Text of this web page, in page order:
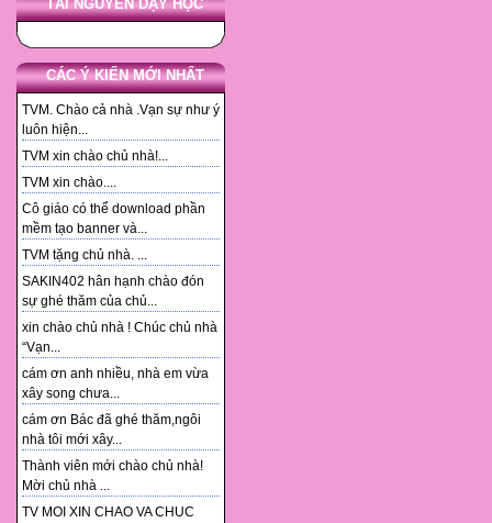
TÀI NGUYÊN DẠY HỌC
CÁC Ý KIẾN MỚI NHẤT
TVM. Chào cả nhà .Vạn sự như ý
luôn hiện...
TVM xin chào chủ nhà!...
TVM xin chào....
Cô giáo có thể download phần
mềm tạo banner và...
TVM tặng chủ nhà. ...
SAKIN402 hân hạnh chào đón
sự ghé thăm của chủ...
xin chào chủ nhà ! Chúc chủ nhà
“Vạn...
cám ơn anh nhiều, nhà em vừa
xây song chưa...
cám ơn Bác đã ghé thăm,ngôi
nhà tôi mới xây...
Thành viên mới chào chủ nhà!
Mời chủ nhà ...
TV MOI XIN CHAO VA CHUC